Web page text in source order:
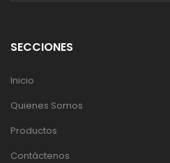
SECCIONES
Inicio
Quienes Somos
Productos
Contáctenos